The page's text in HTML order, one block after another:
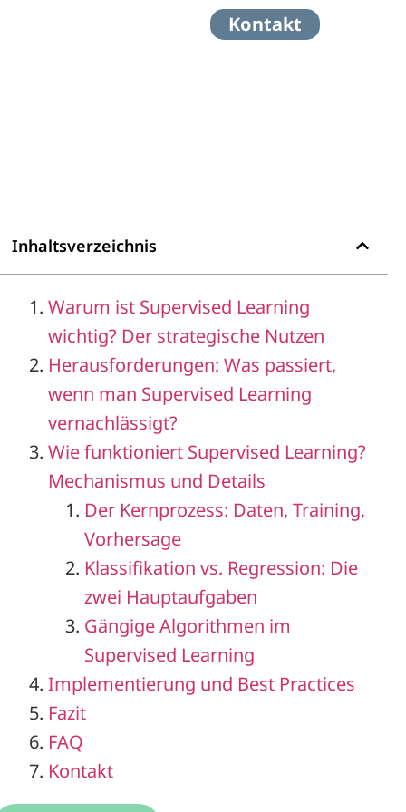
Kontakt
Inhaltsverzeichnis
Warum ist Supervised Learning
wichtig? Der strategische Nutzen
Herausforderungen: Was passiert,
wenn man Supervised Learning
vernachlässigt?
Wie funktioniert Supervised Learning?
Mechanismus und Details
Der Kernprozess: Daten, Training,
Vorhersage
Klassifikation vs. Regression: Die
zwei Hauptaufgaben
Gängige Algorithmen im
Supervised Learning
Implementierung und Best Practices
Fazit
FAQ
Kontakt